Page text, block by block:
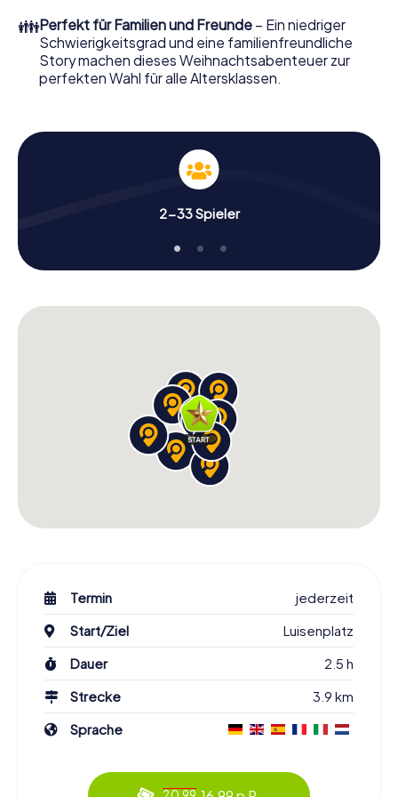
Teambuilding und eine stimmungsvolle
Weihnachtsthematik. Gönnen Sie Ihren Kollegen also
einen unvergesslichen Ausklang des Jahres und planen Sie
unser X-Mas Adventure als Programmpunkt Ihrer
👪Perfekt für Familien und Freunde – Ein niedriger
Schwierigkeitsgrad und eine familienfreundliche
Story machen dieses Weihnachtsabenteuer zur
perfekten Wahl für alle Altersklassen.
2-33 Spieler
Termin
jederzeit
Start/Ziel
Luisenplatz
Dauer
2.5 h
Strecke
3.9 km
Sprache